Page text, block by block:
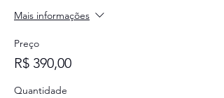
Mais informações
Preço
R$ 390,00
Quantidade